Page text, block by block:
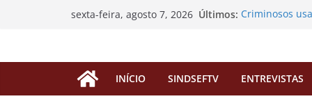
sexta-feira, agosto 7, 2026 Últimos: Criminosos
EDITAL DE
INÍCIO SINDSEFTV ENTREVISTAS